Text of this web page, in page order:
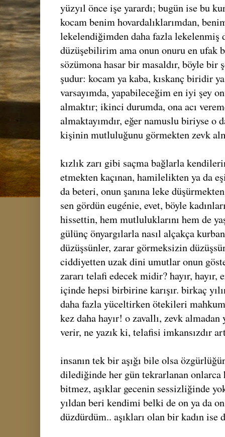
yüzyıl önce işe yarardı; bugün ise bu
kocam benim hovardalıklarımdan,
lekelendiğimden daha fazla lekelenmiş
düzüşebilirim ama onun onuru en ufak
sözümona hasar bir masaldır, böyle bir
şudur: kocam ya kaba, kıskanç biridir
varsayımda, yapabileceğim en iyi şey
almaktır; ikinci durumda, ona acı
almaktayımdır, eğer namuslu biriyse o
kişinin mutluluğunu görmekten zevk
kızlık zarı gibi saçma bağlarla
etmekten kaçınan, hamilelikten ya da
da beteri, onun şanına leke
sen gördün eugénie, evet, böyle
hissettin, hem mutluluklarını hem de
gülünç önyargılarla nasıl alçakça
düzüşsünler, zarar görmeksizin
ciddiyetten uzak dini umutlar onun
zararı telafi edecek midir? hayır, hayır,
içinde hepsi birbirine karışır. birkaç
daha fazla yüceltirken ötekileri
kez daha hayır! o zavallı, zevk
verir, ne yazık ki, telafisi imkansızdır
insanın tek bir aşığı bile olsa
dilediğinde her gün tekrarlanan onlarca
bitmez, aşıklar gecenin sessizliğinde
yıldan beri kendimi belki de on ya da
düzdürdüm.. aşıkları olan bir kadın